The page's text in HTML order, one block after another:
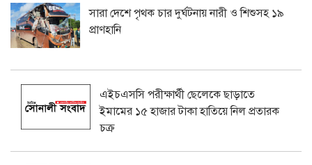
সারা দেশে পৃথক চার দুর্ঘটনায় নারী ও শিশুসহ ১৯
প্রাণহানি
এইচএসসি পরীক্ষার্থী ছেলেকে ছাড়াতে
ইমামের ১৫ হাজার টাকা হাতিয়ে নিল প্রতারক
চক্র